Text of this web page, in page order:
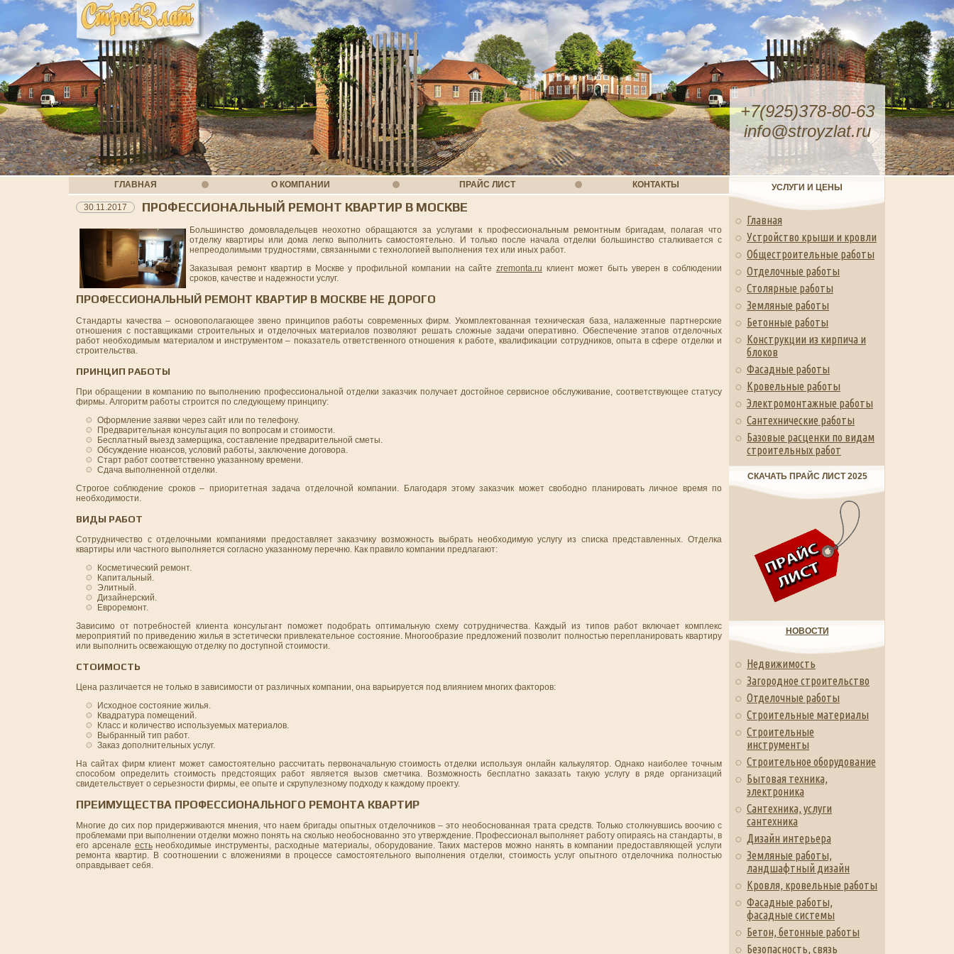
+7(925)378-80-63
info@stroyzlat.ru
ГЛАВНАЯ О КОМПАНИИ ПРАЙС ЛИСТ КОНТАКТЫ
30.11.2017 ПРОФЕССИОНАЛЬНЫЙ РЕМОНТ КВАРТИР В МОСКВЕ
Большинство домовладельцев неохотно обращаются за услугами к профессиональным ремонтным бригадам, полагая что
отделку квартиры или дома легко выполнить самостоятельно. И только после начала отделки большинство сталкивается с
непреодолимыми трудностями, связанными с технологией выполнения тех или иных работ.
Заказывая ремонт квартир в Москве у профильной компании на сайте zremonta.ru клиент может быть уверен в соблюдении
сроков, качестве и надежности услуг.
ПРОФЕССИОНАЛЬНЫЙ РЕМОНТ КВАРТИР В МОСКВЕ НЕ ДОРОГО
Стандарты качества – основополагающее звено принципов работы современных фирм. Укомплектованная техническая база, налаженные партнерские
отношения с поставщиками строительных и отделочных материалов позволяют решать сложные задачи оперативно. Обеспечение этапов отделочных
работ необходимым материалом и инструментом – показатель ответственного отношения к работе, квалификации сотрудников, опыта в сфере отделки и
строительства.
ПРИНЦИП РАБОТЫ
При обращении в компанию по выполнению профессиональной отделки заказчик получает достойное сервисное обслуживание, соответствующее статусу
фирмы. Алгоритм работы строится по следующему принципу:
Оформление заявки через сайт или по телефону.
Предварительная консультация по вопросам и стоимости.
Бесплатный выезд замерщика, составление предварительной сметы.
Обсуждение нюансов, условий работы, заключение договора.
Старт работ соответственно указанному времени.
Сдача выполненной отделки.
Строгое соблюдение сроков – приоритетная задача отделочной компании. Благодаря этому заказчик может свободно планировать личное время по
необходимости.
ВИДЫ РАБОТ
Сотрудничество с отделочными компаниями предоставляет заказчику возможность выбрать необходимую услугу из списка представленных. Отделка
квартиры или частного выполняется согласно указанному перечню. Как правило компании предлагают:
Косметический ремонт.
Капитальный.
Элитный.
Дизайнерский.
Евроремонт.
Зависимо от потребностей клиента консультант поможет подобрать оптимальную схему сотрудничества. Каждый из типов работ включает комплекс
мероприятий по приведению жилья в эстетически привлекательное состояние. Многообразие предложений позволит полностью перепланировать квартиру
или выполнить освежающую отделку по доступной стоимости.
СТОИМОСТЬ
Цена различается не только в зависимости от различных компании, она варьируется под влиянием многих факторов:
Исходное состояние жилья.
Квадратура помещений.
Класс и количество используемых материалов.
Выбранный тип работ.
Заказ дополнительных услуг.
На сайтах фирм клиент может самостоятельно рассчитать первоначальную стоимость отделки используя онлайн калькулятор. Однако наиболее точным
способом определить стоимость предстоящих работ является вызов сметчика. Возможность бесплатно заказать такую услугу в ряде организаций
свидетельствует о серьезности фирмы, ее опыте и скрупулезному подходу к каждому проекту.
ПРЕИМУЩЕСТВА ПРОФЕССИОНАЛЬНОГО РЕМОНТА КВАРТИР
Многие до сих пор придерживаются мнения, что наем бригады опытных отделочников – это необоснованная трата средств. Только столкнувшись воочию с
проблемами при выполнении отделки можно понять на сколько необоснованно это утверждение. Профессионал выполняет работу опираясь на стандарты, в
его арсенале естьнеобходимые инструменты, расходные материалы, оборудование. Таких мастеров можно нанять в компании предоставляющей услуги
ремонта квартир. В соотношении с вложениями в процессе самостоятельного выполнения отделки, стоимость услуг опытного отделочника полностью
оправдывает себя.
УСЛУГИ И ЦЕНЫ
Главная
Устройство крыши и кровли
Общестроительные работы
Отделочные работы
Столярные работы
Земляные работы
Бетонные работы
Конструкции из кирпича и
блоков
Фасадные работы
Кровельные работы
Электромонтажные работы
Сантехнические работы
Базовые расценки по видам
строительных работ
СКАЧАТЬ ПРАЙС ЛИСТ 2025
НОВОСТИ
Недвижимость
Загородное строительство
Отделочные работы
Строительные материалы
Строительные
инструменты
Строительное оборудование
Бытовая техника,
электроника
Сантехника, услуги
сантехника
Дизайн интерьера
Земляные работы,
ландшафтный дизайн
Кровля, кровельные работы
Фасадные работы,
фасадные системы
Бетон, бетонные работы
Безопасность, связь